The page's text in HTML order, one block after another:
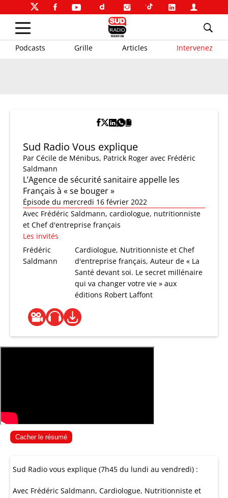
Podcasts Grille Articles Intervenez
Sud Radio Vous explique
Par Cécile de Ménibus, Patrick Roger avec Frédéric
Saldmann
L’Agence de sécurité sanitaire appelle les
Français à « se bouger »
Épisode du mercredi 16 février 2022
Avec Frédéric Saldmann, cardiologue, nutritionniste
et Chef d'entreprise français
Les invités
Frédéric
Saldmann
Cardiologue, Nutritionniste et Chef
d'entreprise français, Auteur de « La
Santé devant soi. Le secret millénaire
qui va changer votre vie » aux
éditions Robert Laffont
Cacher le résumé
Sud Radio vous explique (7h45 du lundi au vendredi) :
Avec Frédéric Saldmann, Cardiologue, Nutritionniste et